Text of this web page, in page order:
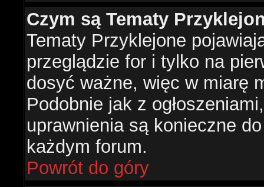
Czym są Tematy
Tematy Przyklejone
przeglądzie for i tylko na
dosyć ważne, więc w miarę
Podobnie jak z
uprawnienia są konieczne
każdym forum.
Powrót do góry